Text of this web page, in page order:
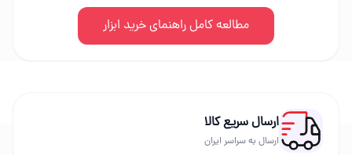
کمپرسور، میخکوب و تجهیزات پنوماتیک
راهنمای خرید ابزار
نوع پروژه و میزان استفاده را مشخص کنید.
مطالعه کامل راهنمای خرید ابزار
ارسال سریع کالا
ارسال به سراسر ایران